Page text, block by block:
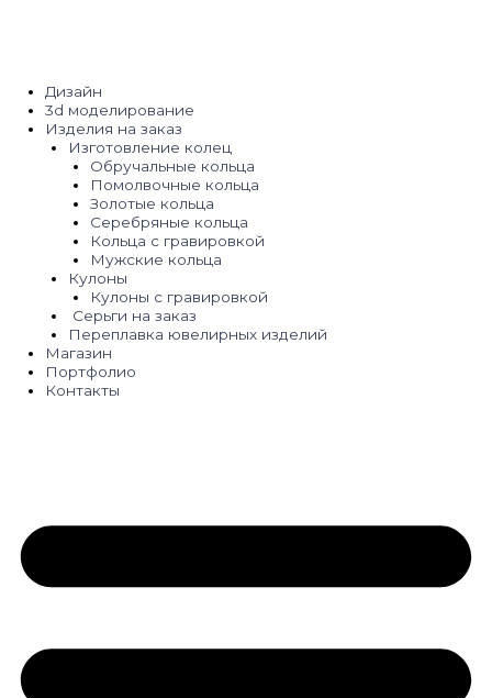
Дизайн
3d моделирование
Изделия на заказ
Изготовление колец
Обручальные кольца
Помолвочные кольца
Золотые кольца
Серебряные кольца
Кольца с гравировкой
Мужские кольца
Кулоны
Кулоны с гравировкой
Серьги на заказ
Переплавка ювелирных изделий
Магазин
Портфолио
Контакты